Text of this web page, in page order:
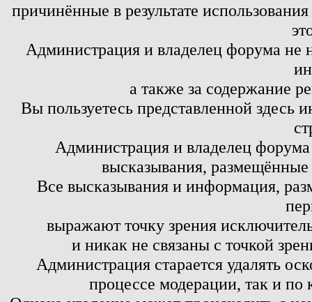
причинённые в результате
Администрация и владелец форума не
а также за содержание
Вы пользуетесь представленной здесь
Администрация и владелец
высказывания,
Все высказывания и информация,
выражают точку зрения
и никак не связаны с точкой
Администрация старается удалять
процессе модерации, так и по